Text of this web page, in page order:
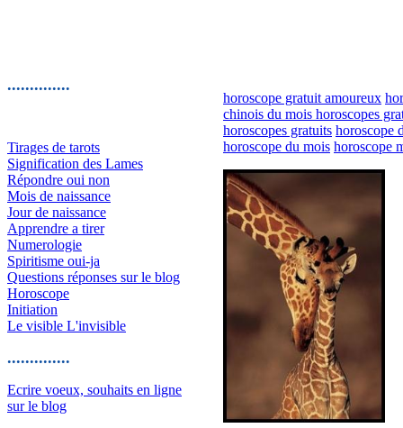
..............
Tirages de tarots
Signification des Lames
Répondre oui non
Mois de naissance
Jour de naissance
Apprendre a tirer
Numerologie
Spiritisme oui-ja
Questions réponses sur le blog
Horoscope
Initiation
Le visible L'invisible
..............
Ecrire voeux, souhaits en ligne
sur le blog
horoscope gratuit amoureux
chinois du mois horoscopes
horoscopes gratuits horoscope
horoscope du mois horoscope